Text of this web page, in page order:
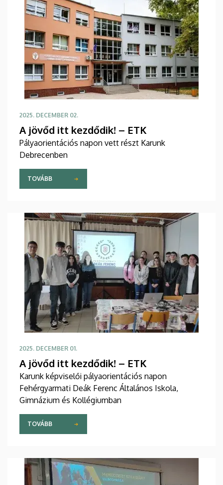
2025. DECEMBER 02.
A jövőd itt kezdődik! – ETK
Pályaorientációs napon vett részt Karunk
Debrecenben
TOVÁBB
2025. DECEMBER 01.
A jövőd itt kezdődik! – ETK
Karunk képviselői pályaorientációs napon
Fehérgyarmati Deák Ferenc Általános Iskola,
Gimnázium és Kollégiumban
TOVÁBB